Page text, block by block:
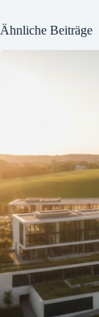
Ähnliche Beiträge